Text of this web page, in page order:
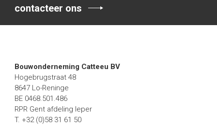
contacteer ons
Bouwonderneming Catteeu BV
Hogebrugstraat 48
8647 Lo-Reninge
BE 0468.501.486
RPR Gent afdeling Ieper
T. +32 (0)58 31 61 50